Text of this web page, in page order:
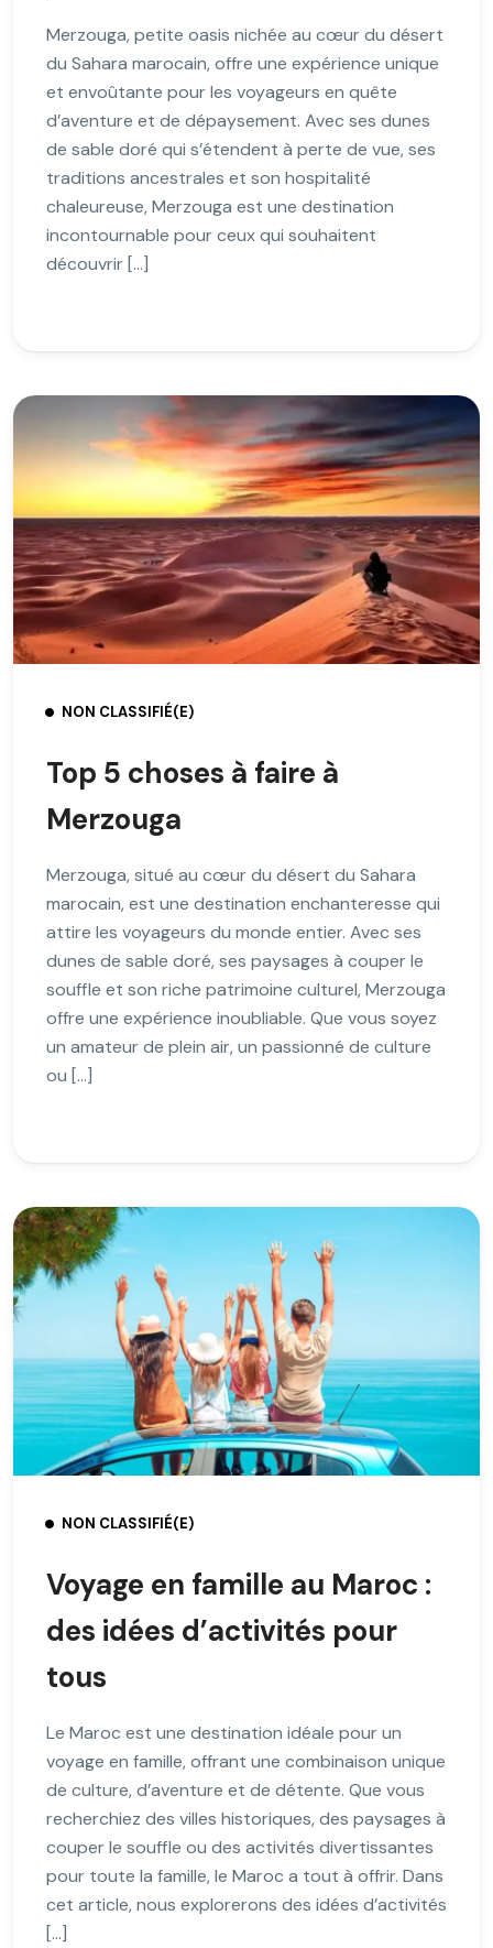
Merzouga, petite oasis nichée au cœur du désert
du Sahara marocain, offre une expérience unique
et envoûtante pour les voyageurs en quête
d’aventure et de dépaysement. Avec ses dunes
de sable doré qui s’étendent à perte de vue, ses
traditions ancestrales et son hospitalité
chaleureuse, Merzouga est une destination
incontournable pour ceux qui souhaitent
découvrir […]
NON CLASSIFIÉ(E)
Top 5 choses à faire à
Merzouga
Merzouga, situé au cœur du désert du Sahara
marocain, est une destination enchanteresse qui
attire les voyageurs du monde entier. Avec ses
dunes de sable doré, ses paysages à couper le
souffle et son riche patrimoine culturel, Merzouga
offre une expérience inoubliable. Que vous soyez
un amateur de plein air, un passionné de culture
ou […]
NON CLASSIFIÉ(E)
Voyage en famille au Maroc :
des idées d’activités pour
tous
Le Maroc est une destination idéale pour un
voyage en famille, offrant une combinaison unique
de culture, d’aventure et de détente. Que vous
recherchiez des villes historiques, des paysages à
couper le souffle ou des activités divertissantes
pour toute la famille, le Maroc a tout à offrir. Dans
cet article, nous explorerons des idées d’activités
[…]